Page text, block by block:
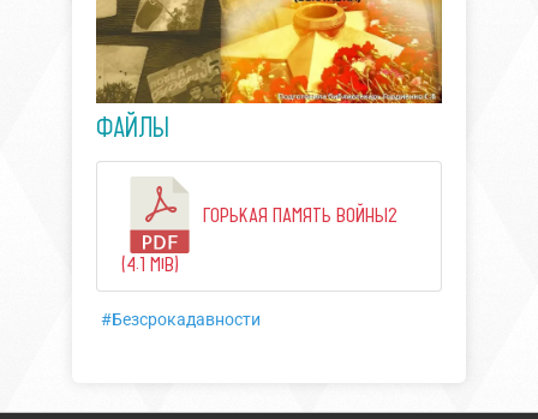
ФАЙЛЫ
ГОРЬКАЯ ПАМЯТЬ ВОЙНЫ2
(4.1 MiB)
#Безсрокадавности